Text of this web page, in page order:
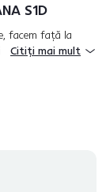
S1D
facem faţă la
lăsăm complet
Citiți mai mult